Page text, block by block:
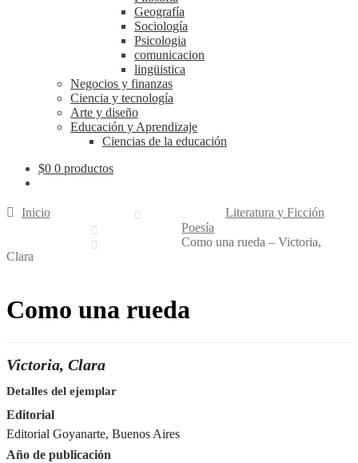
Geografía
Sociología
Psicologia
comunicacion
lingüistica
Negocios y finanzas
Ciencia y tecnología
Arte y diseño
Educación y Aprendizaje
Ciencias de la educación
$0 0 productos
Inicio
Literatura y Ficción
Poesía
Como una rueda – Victoria,
Clara
Como una rueda
Victoria, Clara
Detalles del ejemplar
Editorial
Editorial Goyanarte, Buenos Aires
Año de publicación